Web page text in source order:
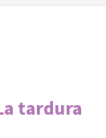
tardura